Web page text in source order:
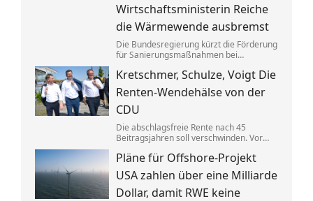
Wirtschaftsministerin Reiche
die Wärmewende ausbremst
Die Bundesregierung kürzt die Förderung
für Sanierungsmaßnahmen bei
nicht zuletzt Mieter. Und die Klimaziele
dürften so kaum noch zu erreichen sein.
Kretschmer, Schulze, Voigt Die
Renten-Wendehälse von der
CDU
Die abschlagsfreie Rente nach 45
Beitragsjahren soll verschwinden. Vor
Dabei vertraten die CDU-
Ministerpräsidenten noch vor Kurzem
das Gegenteil dessen, was sie jetzt
sagen.
Pläne für Offshore-Projekt
USA zahlen über eine Milliarde
Dollar, damit RWE keine